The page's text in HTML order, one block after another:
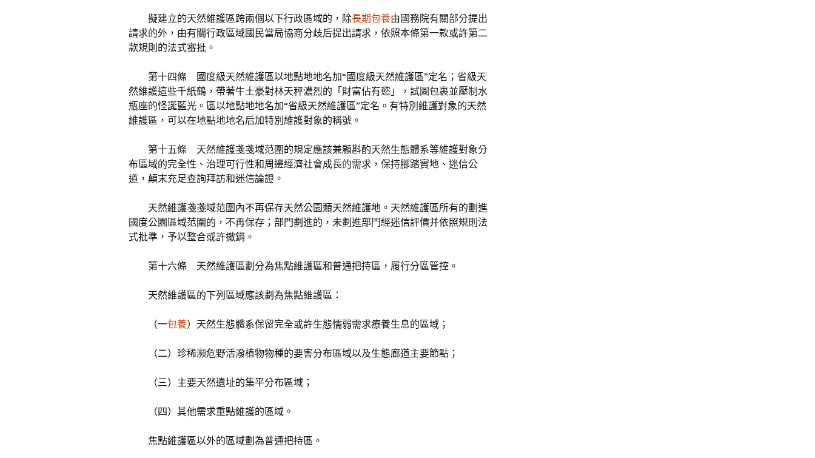
擬建立的天然維護區跨兩個以下行政區域的，除長期包養由國務院有關部分提出
請求的外，由有關行政區域國民當局協商分歧后提出請求，依照本條第一款或許第二
款規則的法式審批。
第十四條 國度級天然維護區以地點地地名加“國度級天然維護區”定名；省級天
然維護這些千紙鶴，帶著牛土豪對林天秤濃烈的「財富佔有慾」，試圖包裹並壓制水
瓶座的怪誕藍光。區以地點地地名加“省級天然維護區”定名。有特別維護對象的天然
維護區，可以在地點地地名后加特別維護對象的稱號。
第十五條 天然維護戔戔域范圍的規定應該兼顧斟酌天然生態體系等維護對象分
布區域的完全性、治理可行性和周邊經濟社會成長的需求，保持腳踏實地、迷信公
道，顛末充足查詢拜訪和迷信論證。
天然維護戔戔域范圍內不再保存天然公園類天然維護地。天然維護區所有的劃進
國度公園區域范圍的，不再保存；部門劃進的，未劃進部門經迷信評價并依照規則法
式批準，予以整合或許撤銷。
第十六條 天然維護區劃分為焦點維護區和普通把持區，履行分區管控。
天然維護區的下列區域應該劃為焦點維護區：
（一包養）天然生態體系保留完全或許生態懦弱需求療養生息的區域；
（二）珍稀瀕危野活潑植物物種的要害分布區域以及生態廊道主要節點；
（三）主要天然遺址的集平分布區域；
（四）其他需求重點維護的區域。
焦點維護區以外的區域劃為普通把持區。